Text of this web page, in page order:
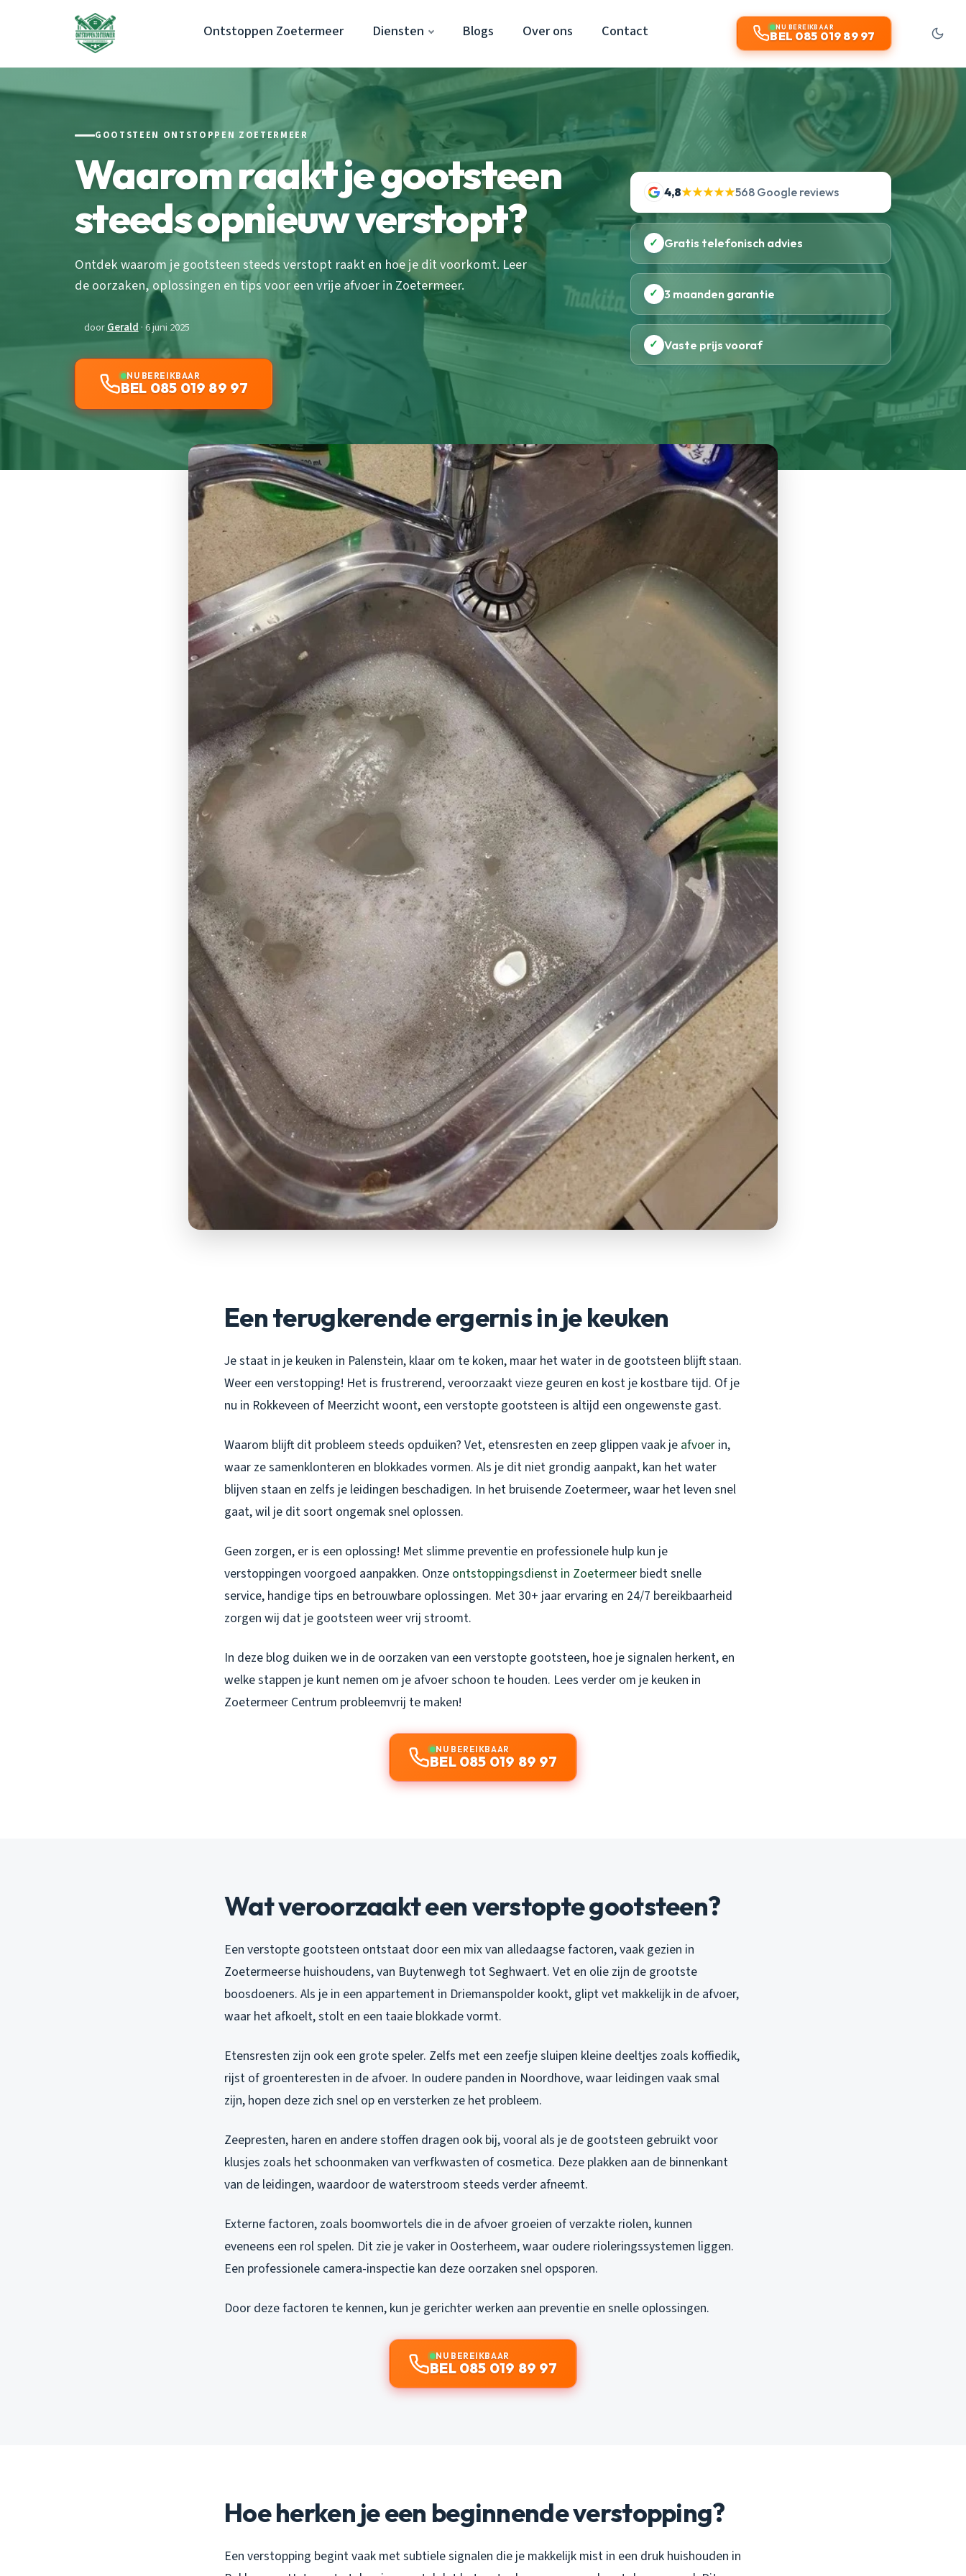
Ontstoppen Zoetermeer Diensten Blogs Over ons Contact NU BEREIKBAAR
BEL 085 019 89 97
GOOTSTEEN ONTSTOPPEN ZOETERMEER
Waarom raakt je gootsteen
steeds opnieuw verstopt?
Ontdek waarom je gootsteen steeds verstopt raakt en hoe je dit voorkomt. Leer
de oorzaken, oplossingen en tips voor een vrije afvoer in Zoetermeer.
doorGerald · 6 juni 2025
NU BEREIKBAAR
BEL 085 019 89 97
4,8★★★★★568 Google reviews
✓ Gratis telefonisch advies
✓ 3 maanden garantie
✓ Vaste prijs vooraf
Een terugkerende ergernis in je keuken
Je staat in je keuken in Palenstein, klaar om te koken, maar het water in de gootsteen blijft staan.
Weer een verstopping! Het is frustrerend, veroorzaakt vieze geuren en kost je kostbare tijd. Of je
nu in Rokkeveen of Meerzicht woont, een verstopte gootsteen is altijd een ongewenste gast.
Waarom blijft dit probleem steeds opduiken? Vet, etensresten en zeep glippen vaak je afvoer in,
waar ze samenklonteren en blokkades vormen. Als je dit niet grondig aanpakt, kan het water
blijven staan en zelfs je leidingen beschadigen. In het bruisende Zoetermeer, waar het leven snel
gaat, wil je dit soort ongemak snel oplossen.
Geen zorgen, er is een oplossing! Met slimme preventie en professionele hulp kun je
verstoppingen voorgoed aanpakken. Onze ontstoppingsdienst in Zoetermeer biedt snelle
service, handige tips en betrouwbare oplossingen. Met 30+ jaar ervaring en 24/7 bereikbaarheid
zorgen wij dat je gootsteen weer vrij stroomt.
In deze blog duiken we in de oorzaken van een verstopte gootsteen, hoe je signalen herkent, en
welke stappen je kunt nemen om je afvoer schoon te houden. Lees verder om je keuken in
Zoetermeer Centrum probleemvrij te maken!
NU BEREIKBAAR
BEL 085 019 89 97
Wat veroorzaakt een verstopte gootsteen?
Een verstopte gootsteen ontstaat door een mix van alledaagse factoren, vaak gezien in
Zoetermeerse huishoudens, van Buytenwegh tot Seghwaert. Vet en olie zijn de grootste
boosdoeners. Als je in een appartement in Driemanspolder kookt, glipt vet makkelijk in de afvoer,
waar het afkoelt, stolt en een taaie blokkade vormt.
Etensresten zijn ook een grote speler. Zelfs met een zeefje sluipen kleine deeltjes zoals koffiedik,
rijst of groenteresten in de afvoer. In oudere panden in Noordhove, waar leidingen vaak smal
zijn, hopen deze zich snel op en versterken ze het probleem.
Zeepresten, haren en andere stoffen dragen ook bij, vooral als je de gootsteen gebruikt voor
klusjes zoals het schoonmaken van verfkwasten of cosmetica. Deze plakken aan de binnenkant
van de leidingen, waardoor de waterstroom steeds verder afneemt.
Externe factoren, zoals boomwortels die in de afvoer groeien of verzakte riolen, kunnen
eveneens een rol spelen. Dit zie je vaker in Oosterheem, waar oudere rioleringssystemen liggen.
Een professionele camera-inspectie kan deze oorzaken snel opsporen.
Door deze factoren te kennen, kun je gerichter werken aan preventie en snelle oplossingen.
NU BEREIKBAAR
BEL 085 019 89 97
Hoe herken je een beginnende verstopping?
Een verstopping begint vaak met subtiele signalen die je makkelijk mist in een druk huishouden in